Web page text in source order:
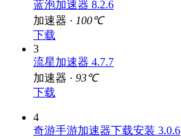
蓝泡加速器 8.2.6
加速器 · 100℃
下载
3
流星加速器 4.7.7
加速器 · 93℃
下载
4
奇游手游加速器下载安装 3.0.6